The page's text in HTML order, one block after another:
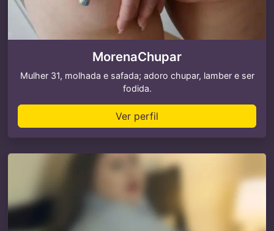
MorenaChupar
Mulher 31, molhada e safada; adoro chupar, lamber e ser
fodida.
Ver perfil